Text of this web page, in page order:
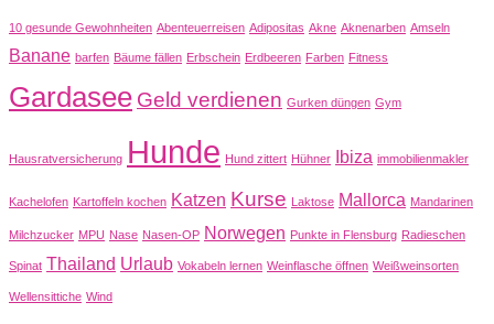
10 gesunde Gewohnheiten Abenteuerreisen Adipositas Akne Aknenarben Amseln
Banane barfen Bäume fällen Erbschein Erdbeeren Farben Fitness
Gardasee Geld verdienen Gurken düngen Gym
Hausratversicherung Hunde Hund zittert Hühner Ibiza immobilienmakler
Kachelofen Kartoffeln kochen Katzen Kurse Laktose Mallorca Mandarinen
Milchzucker MPU Nase Nasen-OP Norwegen Punkte in Flensburg Radieschen
Spinat Thailand Urlaub Vokabeln lernen Weinflasche öffnen Weißweinsorten
Wellensittiche Wind